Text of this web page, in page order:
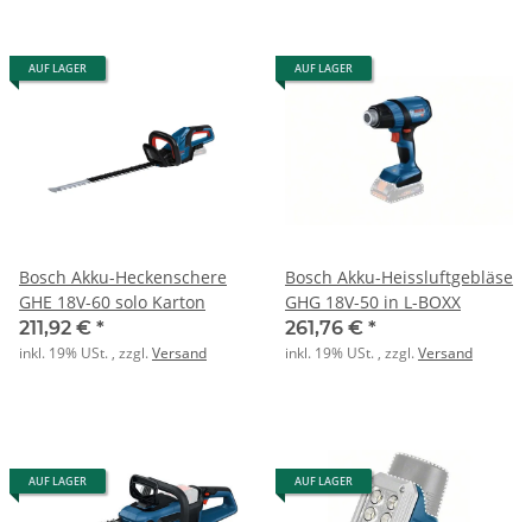
AUF LAGER
Bosch Akku-Heckenschere
GHE 18V-60 solo Karton
211,92 € *
inkl. 19% USt. , zzgl.Versand
AUF LAGER
Bosch Akku-Heissluftgebläse
GHG 18V-50 in L-BOXX
261,76 € *
inkl. 19% USt. , zzgl.Versand
AUF LAGER AUF LAGER